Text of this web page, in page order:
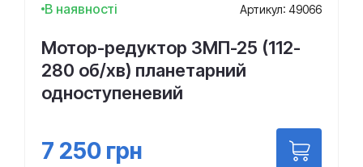
В наявності Артикул: 49066
Мотор-редуктор 3МП-25 (112-
280 об/хв) планетарний
одноступеневий
7 250 грн